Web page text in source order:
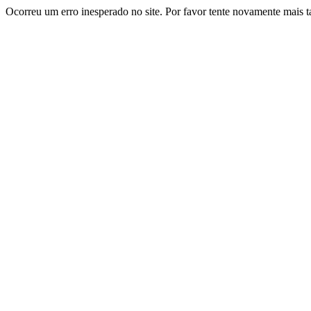
Ocorreu um erro inesperado no site. Por favor tente novamente mais